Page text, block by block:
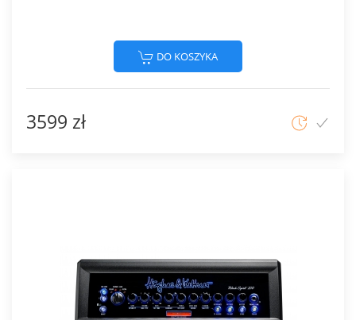
DO KOSZYKA
3599 zł